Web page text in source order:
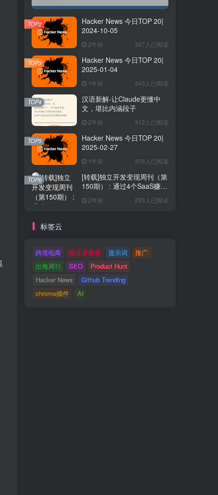
18.State-based vs Signal-based rendering
19.AWS Outage: A Single Cloud Region Shouldn't Take Down the World. But It Did
20.Qt Group Buys IAR Systems Group
18.State-based vs Signal-based rendering
19.AWS Outage: A Single Cloud Region Shouldn't Take Down the World. But It Did
20.Qt Group Buys IAR Systems Group
Hacker News 今日TOP 20|
2024-10-05
2年前 387人已阅读
TOP2
Hacker News 今日TOP 20|
2025-01-04
1年前 343人已阅读
TOP3
汉语新解-让Claude更懂中
文，堪比内涵段子
2年前 312人已阅读
TOP4
Hacker News 今日TOP 20|
2025-02-27
1年前 306人已阅读
TOP5
[转载]独立开发变现周刊（第
150期） : 通过4个SaaS赚取
2年前 295人已阅读
TOP6
标签云
跨境电商 独立开发者 提示词
推广
出海周刊
SEO
Product Hunt
Hacker News
Github Trending
chrome插件
AI